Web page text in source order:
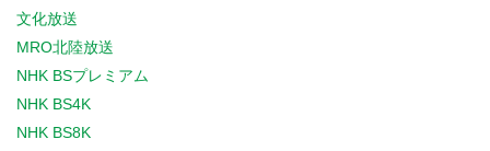
文化放送
MRO北陸放送
NHK BSプレミアム
NHK BS4K
NHK BS8K